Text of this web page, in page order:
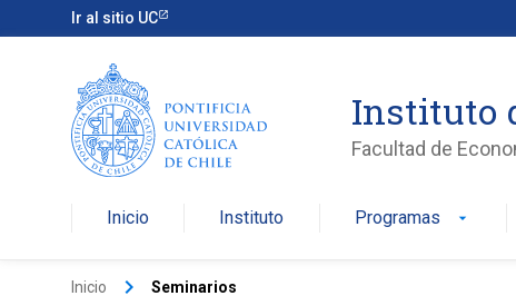
Ir al sitio UC
Instituto
Facultad de
Inicio Instituto Programas arrow_drop_down
Inicio keyboard_arrow_right Seminarios